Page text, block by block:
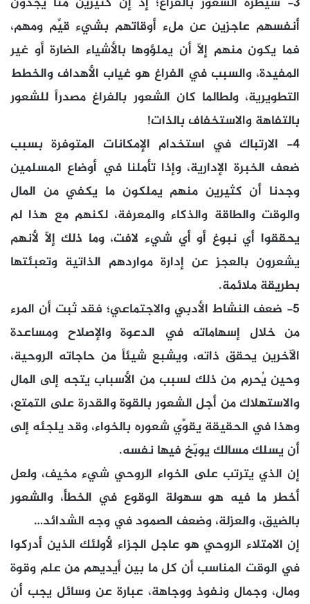
أنفسهم عاجزين عن ملء أوقاتهم بشيء قيِّم ومهم،
فما يكون منهم إلاّ أن يملؤوها بالأشياء الضارة أو غير
المفيدة، والسبب في الفراغ هو غياب الأهداف والخطط
التطويرية، ولطالما كان الشعور بالفراغ مصدراً للشعور
بالتفاهة والاستخفاف بالذات!
4- الارتباك في استخدام الإمكانات المتوفرة بسبب
ضعف الخبرة الإدارية، وإذا تأملنا في أوضاع المسلمين
وجدنا أن كثيرين منهم يملكون ما يكفي من المال
والوقت والطاقة والذكاء والمعرفة، لكنهم مع هذا لم
يحققوا أي نبوغ أو أي شيء لافت، وما ذلك إلاّ لأنهم
يشعرون بالعجز عن إدارة مواردهم الذاتية وتعبئتها
بطريقة ملائمة.
5- ضعف النشاط الأدبي والاجتماعي؛ فقد ثبت أن المرء
من خلال إسهاماته في الدعوة والإصلاح ومساعدة
الآخرين يحقق ذاته، ويشبع شيئاً من حاجاته الروحية،
وحين يُحرم من ذلك لسبب من الأسباب يتجه إلى المال
والاستهلاك من أجل الشعور بالقوة والقدرة على التمتع،
وهذا في الحقيقة يقوِّي شعوره بالخواء، وقد يلجئه إلى
أن يسلك مسالك يوبّخ فيها نفسه.
إن الذي يترتب على الخواء الروحي شيء مخيف، ولعل
أخطر ما فيه هو سهولة الوقوع في الخطأ، والشعور
بالضيق، والعزلة، وضعف الصمود في وجه الشدائد…
إن الامتلاء الروحي هو عاجل الجزاء لأولئك الذين أدركوا
في الوقت المناسب أن كل ما بين أيديهم من علم وقوة
ومال، وجمال ونفوذ ووجاهة، عبارة عن وسائل يجب أن